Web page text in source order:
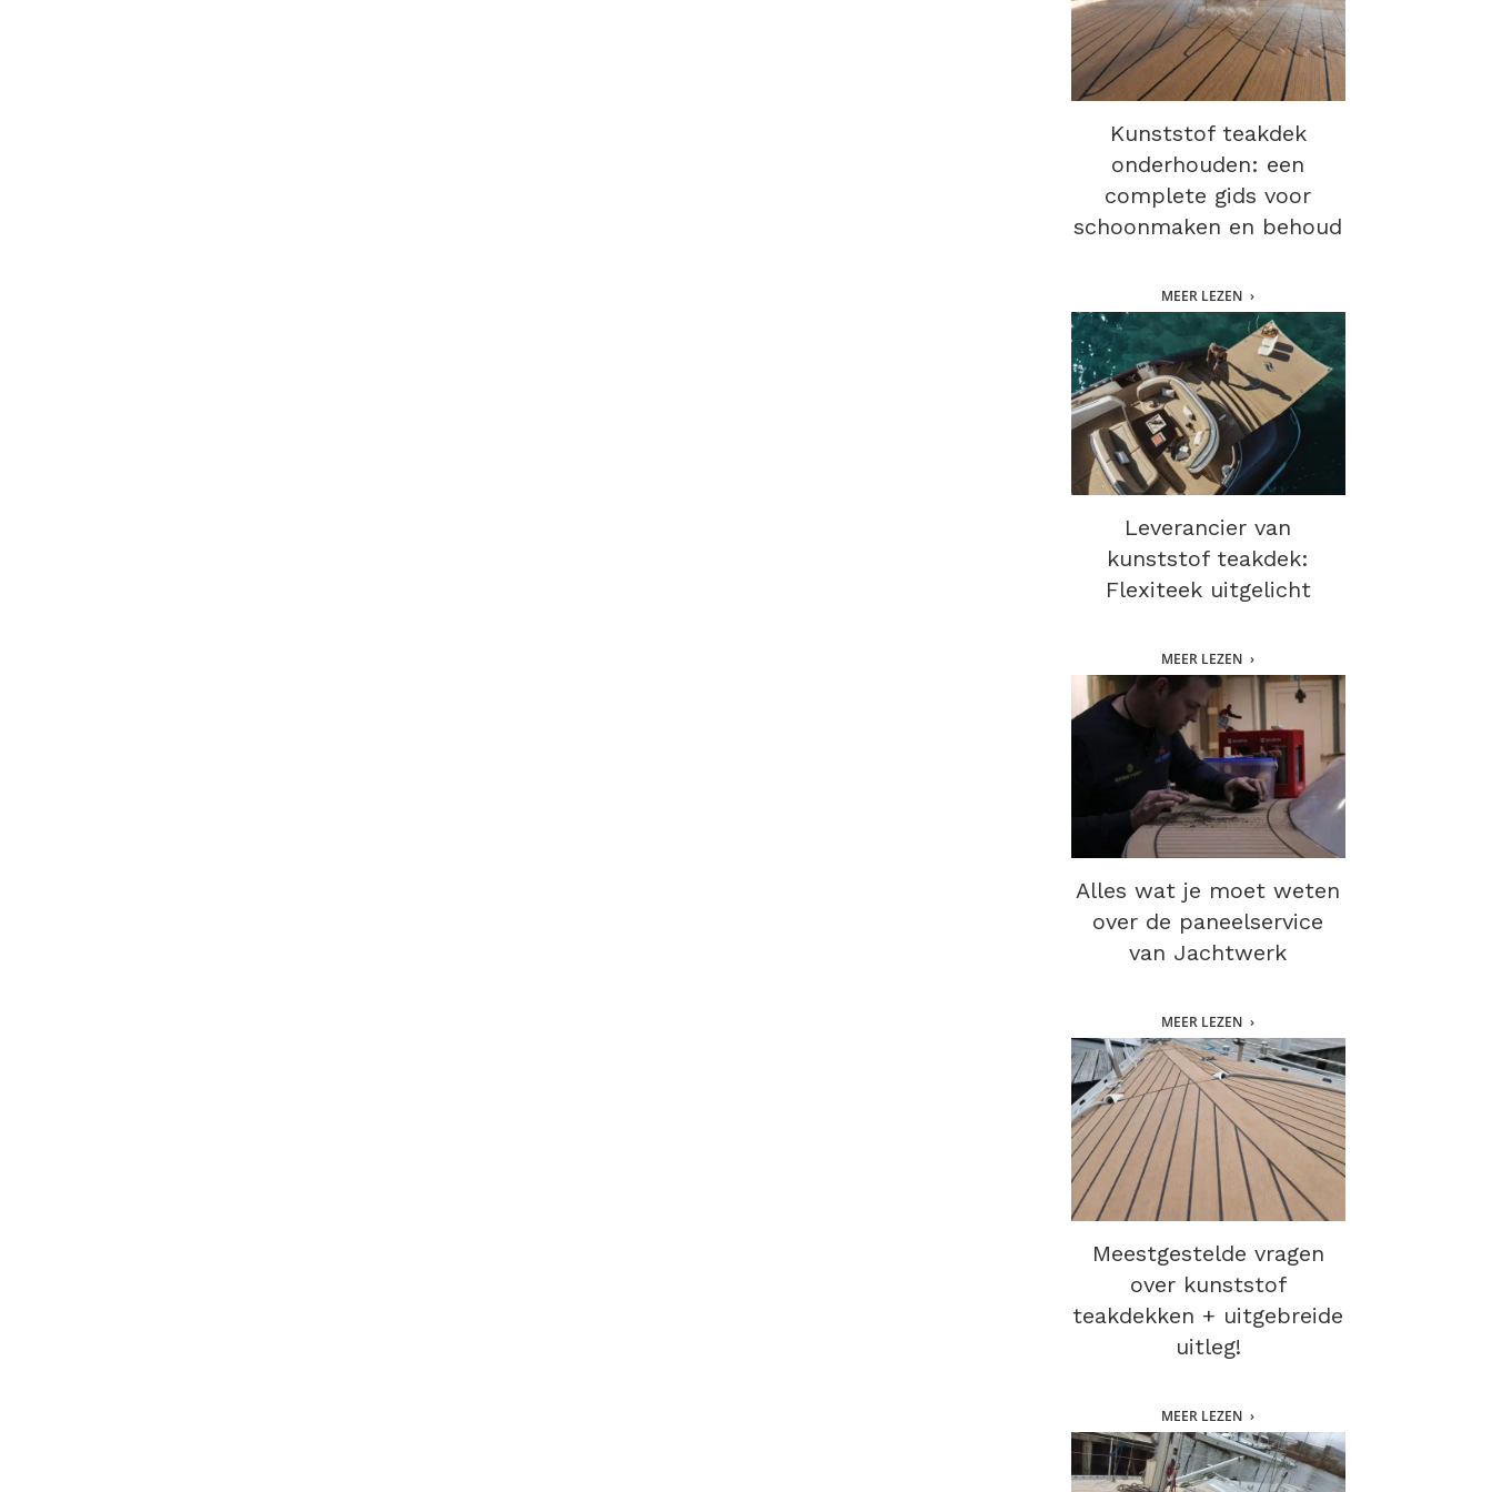
Kunststof teakdek
onderhouden: een
complete gids voor
schoonmaken en behoud
MEER LEZEN
Leverancier van
kunststof teakdek:
Flexiteek uitgelicht
MEER LEZEN
Alles wat je moet weten
over de paneelservice
van Jachtwerk
MEER LEZEN
Meestgestelde vragen
over kunststof
teakdekken + uitgebreide
uitleg!
MEER LEZEN